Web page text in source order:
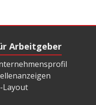
Arbeitgeber
Layout